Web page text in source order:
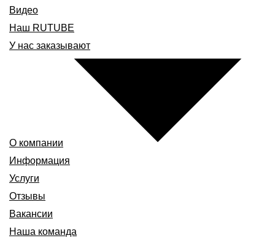
Видео
Наш RUTUBE
У нас заказывают
О компании
Информация
Услуги
Отзывы
Вакансии
Наша команда